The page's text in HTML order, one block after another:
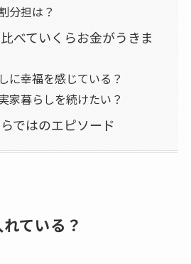
分担は？
べていくらお金がうきま
に幸福を感じている？
家暮らしを続けたい？
ではのエピソード
ている？